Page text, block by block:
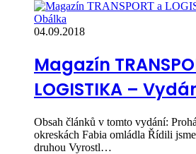
04.09.2018
Magazín
LOGISTIKA –
Obsah článků v tomto vydání:
okreskách Fabia omládla Řídili
druhou Vyrostl…